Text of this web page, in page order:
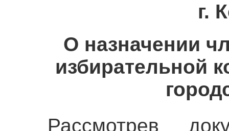
г.
О назначении
избирательной
Рассмотрев